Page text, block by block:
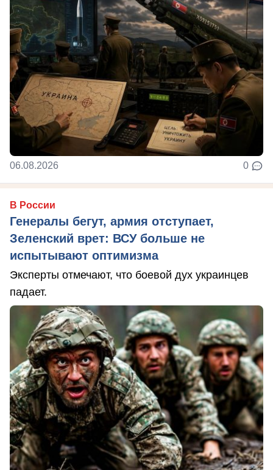
06.08.2026 0
В России
Генералы бегут, армия отступает,
Зеленский врет: ВСУ больше не
испытывают оптимизма
Эксперты отмечают, что боевой дух украинцев
падает.